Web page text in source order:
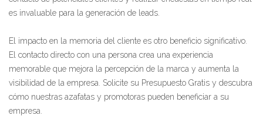
es invaluable para la generación de leads.
El impacto en la memoria del cliente es otro beneficio significativo.
El contacto directo con una persona crea una experiencia
memorable que mejora la percepción de la marca y aumenta la
visibilidad de la empresa. Solicite su Presupuesto Gratis y descubra
cómo nuestras azafatas y promotoras pueden beneficiar a su
empresa.